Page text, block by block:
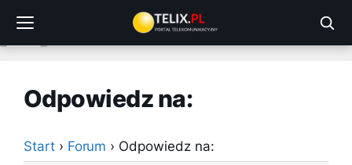
treści
Odpowiedz na:
Start › Forum › Odpowiedz na: